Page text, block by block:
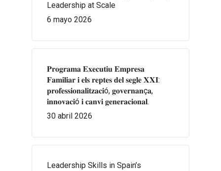
Leadership at Scale
6 mayo 2026
𝐏𝐫𝐨𝐠𝐫𝐚𝐦𝐚 𝐄𝐱𝐞𝐜𝐮𝐭𝐢𝐮 𝐄𝐦𝐩𝐫𝐞𝐬𝐚
𝐅𝐚𝐦𝐢𝐥𝐢𝐚𝐫 𝐢 𝐞𝐥𝐬 𝐫𝐞𝐩𝐭𝐞𝐬 𝐝𝐞𝐥 𝐬𝐞𝐠𝐥𝐞 𝐗𝐗𝐈:
𝐩𝐫𝐨𝐟𝐞𝐬𝐬𝐢𝐨𝐧𝐚𝐥𝐢𝐭𝐳𝐚𝐜𝐢ó, 𝐠𝐨𝐯𝐞𝐫𝐧𝐚𝐧ç𝐚,
𝐢𝐧𝐧𝐨𝐯𝐚𝐜𝐢ó 𝐢 𝐜𝐚𝐧𝐯𝐢 𝐠𝐞𝐧𝐞𝐫𝐚𝐜𝐢𝐨𝐧𝐚𝐥.
30 abril 2026
Leadership Skills in Spain’s